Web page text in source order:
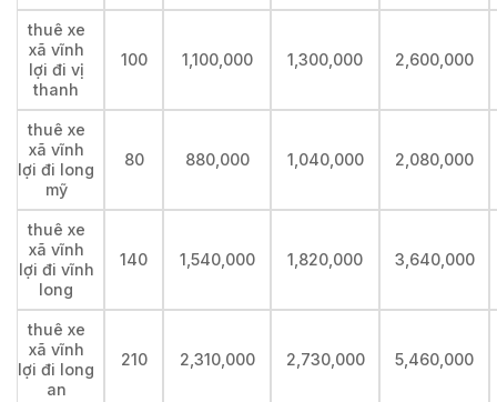
thuê xe
xã vĩnh
lợi đi vị
thanh
100 1,100,000 1,300,000 2,600,000
thuê xe
xã vĩnh
lợi đi long
mỹ
80 880,000 1,040,000 2,080,000
thuê xe
xã vĩnh
lợi đi vĩnh
long
140 1,540,000 1,820,000 3,640,000
thuê xe
xã vĩnh
lợi đi long
an
210 2,310,000 2,730,000 5,460,000